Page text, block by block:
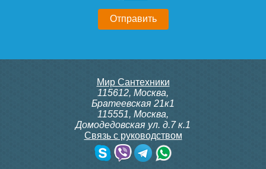
Мир Сантехники
115612, Москва,
Братеевская 21к1
115551, Москва,
Домодедовская ул. д.7 к.1
Связь с руководством